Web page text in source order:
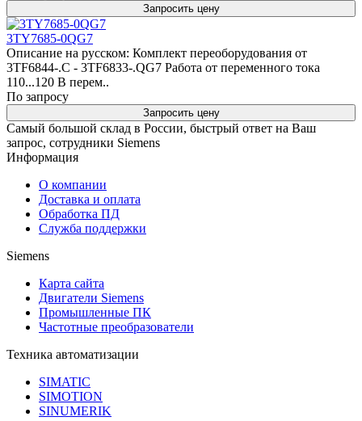
Запросить цену
3TY7685-0QG7
Описание на русском: Комплект переоборудования от
3TF6844-.C - 3TF6833-.QG7 Работа от переменного тока
110...120 В перем..
По запросу
Запросить цену
Самый большой склад в России, быстрый ответ на Ваш
запрос, сотрудники Siemens
Информация
О компании
Доставка и оплата
Обработка ПД
Служба поддержки
Siemens
Карта сайта
Двигатели Siemens
Промышленные ПК
Частотные преобразователи
Техника автоматизации
SIMATIC
SIMOTION
SINUMERIK